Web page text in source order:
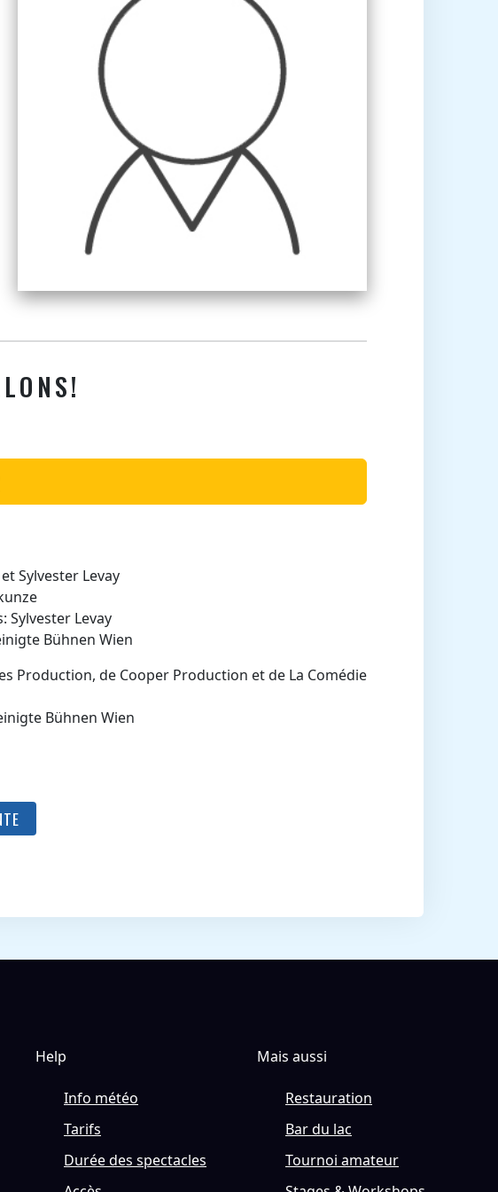
Sylvester Levay
Sylvester Levay
Bühnen Wien
Production, de Cooper Production et de La Comédie
Bühnen Wien
Help
Info météo
Tarifs
Durée des spectacles
Mais aussi
Restauration
Bar du lac
Tournoi amateur